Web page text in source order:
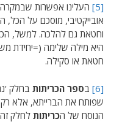
[5]
העלינו אפשרות שבמקרה
אובייקטיבי, מוסכם על הכל,
וחטאת גם להלכה. למשל,
היא מילה שלימה (=יחידת
חטאת או סקילה.
[6] בספר הכריתות בחלק
שפותח את הברייתא, אלא
הנוסח של הכריתות לחלק